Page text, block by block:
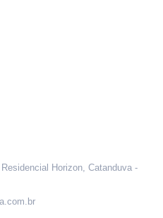
Horizon, Catanduva -